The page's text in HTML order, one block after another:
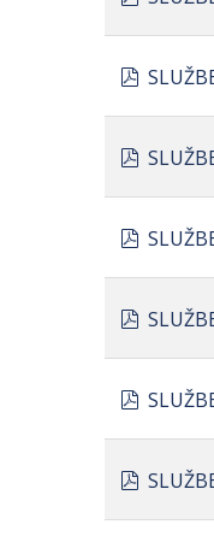
pdf
pdf
pdf
pdf
pdf
pdf